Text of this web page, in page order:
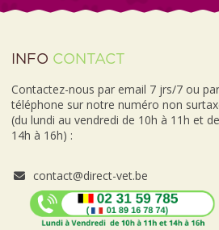
INFO CONTACT
Contactez-nous par email 7 jrs/7 ou par
téléphone sur notre numéro non
(du lundi au vendredi de 10h à 11h et de
14h à 16h) :
contact@direct-vet.be